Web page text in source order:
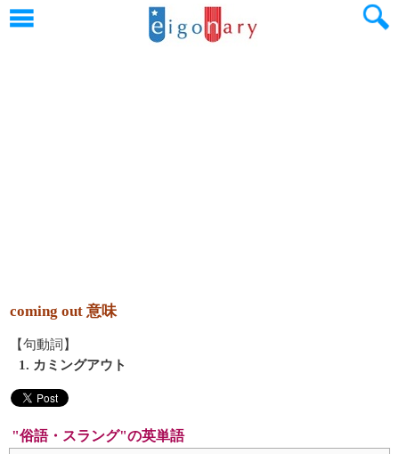
coming out 意味
【句動詞】
1. カミングアウト
"俗語・スラング"の英単語